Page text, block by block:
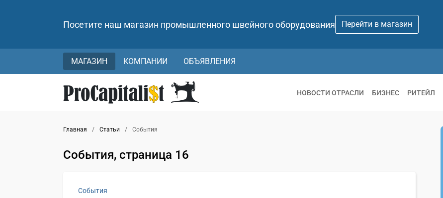
Посетите наш магазин промышленного швейного оборудования Перейти в магазин
МАГАЗИН КОМПАНИИ ОБЪЯВЛЕНИЯ
НОВОСТИ ОТРАСЛИ БИЗНЕС РИТЕЙЛ
Главная / Статьи / События
События, страница 16
События